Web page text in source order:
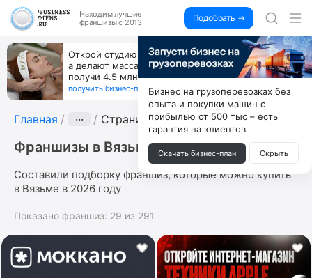
Находим лучшие
франшизы с 2013
Подобрать →
Открой студию, где не колют и не режут,
а делают массаж лица руками и в первый же год
получи 4.5 млн
получить бизнес-план ↓
Главная ··· Страница 5
Франшизы в Вязьме
Составили подборку франшиз, которые можно купить
в Вязьме в 2026 году
Показано франшиз: 29 из 291
Бизнес на грузоперевозках без
опыта и покупки машин с
прибылью от 500 тыс – есть
гарантия на клиентов
Скачать бизнес-план Скрыть